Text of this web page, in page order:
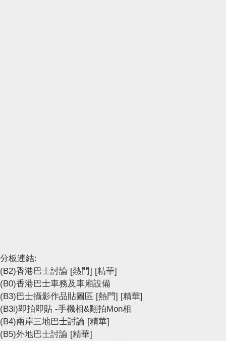
分板連結:
(B2)香港巴士討論 [熱門] [精華]
(B0)香港巴士車務及車廂設備
(B3)巴士攝影作品貼圖區 [熱門] [精華]
(B3i)即拍即貼 -手機相&翻拍Mon相
(B4)兩岸三地巴士討論 [精華]
(B5)外地巴士討論 [精華]